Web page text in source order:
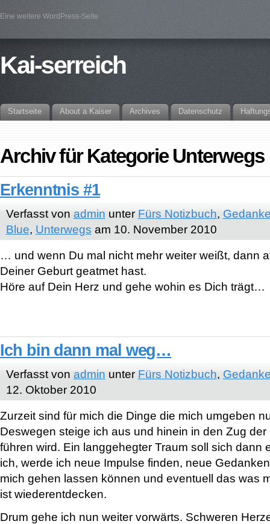
Eine weitere WordPress-Seite
Kai-serreich
Startseite About a Kaiser Archives Datenschutz
Archiv für Kategorie Unterwegs
Erkenntnis #1
Verfasst von admin unter Fürs Notizbuch,
Blue, Unterwegs am 10. November 2010
… und wenn Du mal nicht mehr weiter weißt, dann
Deiner Geburt geatmet hast.
Höre auf Dein Herz und gehe wohin es Dich trägt…
Ich bin dann mal weg…
Verfasst von admin unter Fürs Notizbuch,
12. Oktober 2010
Zurzeit sind für mich die Dinge die mich umgeben
Deswegen steige ich aus und hinein in den Zug
führen wird. Ein langgehegter Traum soll sich dann
ich, werde ich neue Impulse finden, neue
mich gehen lassen können und eventuell das was
ist wiederentdecken.
Drum gehe ich nun weiter vorwärts. Schweren